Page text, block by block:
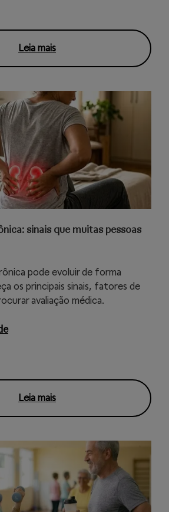
Leia mais
sinais que muitas pessoas
pode evoluir de forma
os principais sinais, fatores de
avaliação médica.
Leia mais